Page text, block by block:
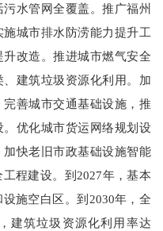
水管网全覆盖。推广福州
城市排水防涝能力提升工
改造。推进城市燃气安全
建筑垃圾资源化利用。加
善城市交通基础设施，推
优化城市货运网络规划设
快老旧市政基础设施智能
程建设。到2027年，基本
施空白区。到2030年，全
建筑垃圾资源化利用率达